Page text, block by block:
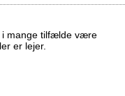
i mange tilfælde være
er lejer.